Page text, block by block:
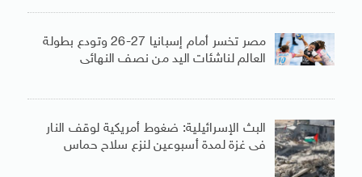
مصر تخسر أمام إسبانيا 27-26 وتودع بطولة
العالم لناشئات اليد من نصف النهائى
البث الإسرائيلية: ضغوط أمريكية لوقف النار
فى غزة لمدة أسبوعين لنزع سلاح حماس